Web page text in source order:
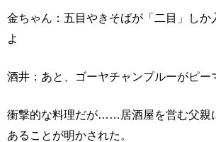
金ちゃん：五目やきそばが「二目」しか
よ
酒井：あと、ゴーヤチャンプルーがピー
衝撃的な料理だが……居酒屋を営む父親
あることが明かされた。